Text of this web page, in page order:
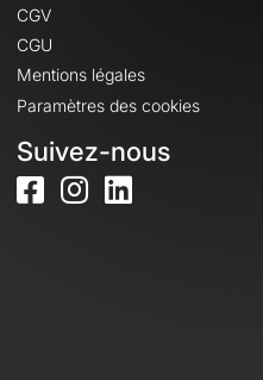
CGV
CGU
Mentions légales
Paramètres des cookies
Suivez-nous